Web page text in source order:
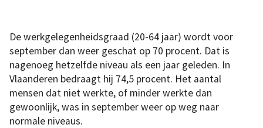
De werkgelegenheidsgraad (20-64 jaar) wordt voor
september dan weer geschat op 70 procent. Dat is
nagenoeg hetzelfde niveau als een jaar geleden. In
Vlaanderen bedraagt hij 74,5 procent. Het aantal
mensen dat niet werkte, of minder werkte dan
gewoonlijk, was in september weer op weg naar
normale niveaus.